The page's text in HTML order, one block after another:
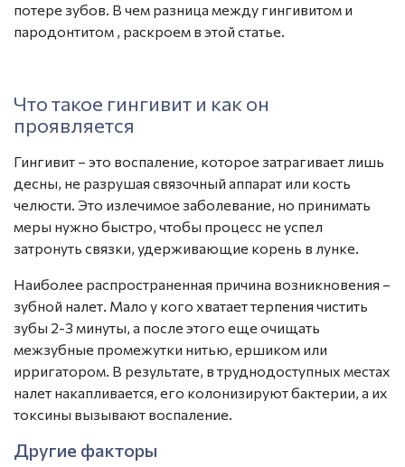
потере зубов. В чем разница между гингивитом и
пародонтитом , раскроем в этой статье.
Что такое гингивит и как он
проявляется
Гингивит – это воспаление, которое затрагивает лишь
десны, не разрушая связочный аппарат или кость
челюсти. Это излечимое заболевание, но принимать
меры нужно быстро, чтобы процесс не успел
затронуть связки, удерживающие корень в лунке.
Наиболее распространенная причина возникновения –
зубной налет. Мало у кого хватает терпения чистить
зубы 2-3 минуты, а после этого еще очищать
межзубные промежутки нитью, ершиком или
ирригатором. В результате, в труднодоступных местах
налет накапливается, его колонизируют бактерии, а их
токсины вызывают воспаление.
Другие факторы